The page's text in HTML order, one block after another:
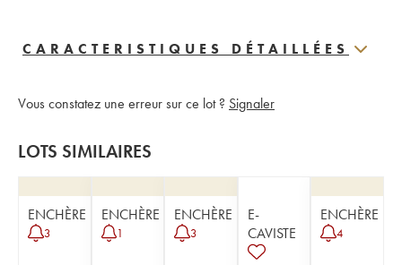
CARACTERISTIQUES DÉTAILLÉES
Vous constatez une erreur sur ce lot ? Signaler
LOTS SIMILAIRES
ENCHÈRE
3
ENCHÈRE
1
ENCHÈRE
3
E-
CAVISTE
ENCHÈRE
4